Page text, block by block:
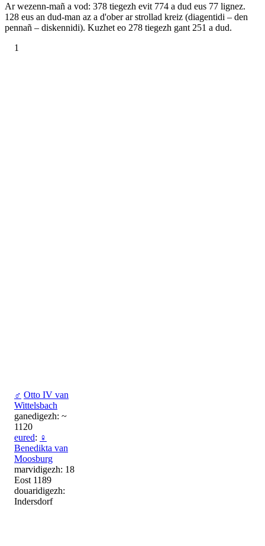
Ar wezenn-mañ a vod: 378 tiegezh evit 774 a dud eus 77 lignez.
128 eus an dud-man az a d'ober ar strollad kreiz (diagentidi – den
pennañ – diskennidi). Kuzhet eo 278 tiegezh gant 251 a dud.
1
♂ Otto IV van
Wittelsbach
ganedigezh: ~
1120
eured: ♀
Benedikta van
Moosburg
marvidigezh: 18
Eost 1189
douaridigezh:
Indersdorf